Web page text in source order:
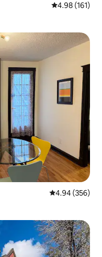
平均评分 4.98
4.98 (161)
平均评分 4.94
4.94 (356)